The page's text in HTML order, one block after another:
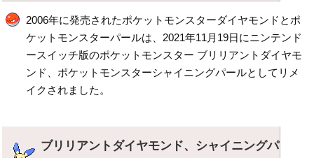
2006年に発売されたポケットモンスターダイヤモンドとポ
ケットモンスターパールは、2021年11月19日にニンテンド
ースイッチ版のポケットモンスター ブリリアントダイヤモ
ンド、ポケットモンスターシャイニングパールとしてリメ
イクされました。
ブリリアントダイヤモンド、シャイニングパ